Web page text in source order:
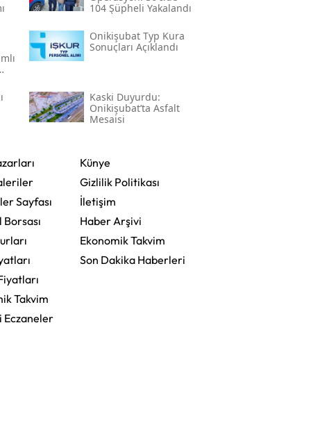
104 Şüpheli Yakalandı
Onikişubat Typ Kura
Sonuçları Açıklandı
Kaski̇ Duyurdu:
Onikişubat’ta Asfalt
Mesaisi
Sayfası
Takvim
Eczaneler
Künye
Gizlilik Politikası
İletişim
Haber Arşivi
Ekonomik Takvim
Son Dakika Haberleri